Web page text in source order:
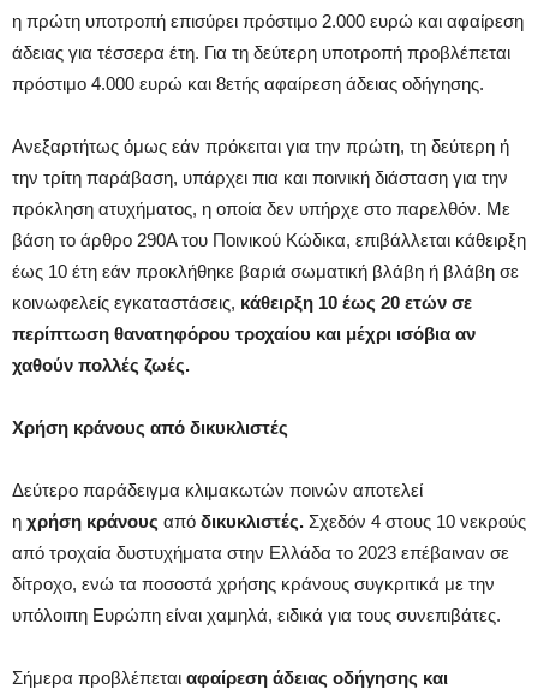
η πρώτη υποτροπή επισύρει πρόστιμο 2.000 ευρώ και αφαίρεση
άδειας για τέσσερα έτη. Για τη δεύτερη υποτροπή προβλέπεται
πρόστιμο 4.000 ευρώ και 8ετής αφαίρεση άδειας οδήγησης.
Ανεξαρτήτως όμως εάν πρόκειται για την πρώτη, τη δεύτερη ή
την τρίτη παράβαση, υπάρχει πια και ποινική διάσταση για την
πρόκληση ατυχήματος, η οποία δεν υπήρχε στο παρελθόν. Με
βάση το άρθρο 290Α του Ποινικού Κώδικα, επιβάλλεται κάθειρξη
έως 10 έτη εάν προκλήθηκε βαριά σωματική βλάβη ή βλάβη σε
κοινωφελείς εγκαταστάσεις, κάθειρξη 10 έως 20 ετών σε
περίπτωση θανατηφόρου τροχαίου και μέχρι ισόβια αν
χαθούν πολλές ζωές.
Χρήση κράνους από δικυκλιστές
Δεύτερο παράδειγμα κλιμακωτών ποινών αποτελεί
η χρήση κράνους από δικυκλιστές. Σχεδόν 4 στους 10 νεκρούς
από τροχαία δυστυχήματα στην Ελλάδα το 2023 επέβαιναν σε
δίτροχο, ενώ τα ποσοστά χρήσης κράνους συγκριτικά με την
υπόλοιπη Ευρώπη είναι χαμηλά, ειδικά για τους συνεπιβάτες.
Σήμερα προβλέπεται αφαίρεση άδειας οδήγησης και